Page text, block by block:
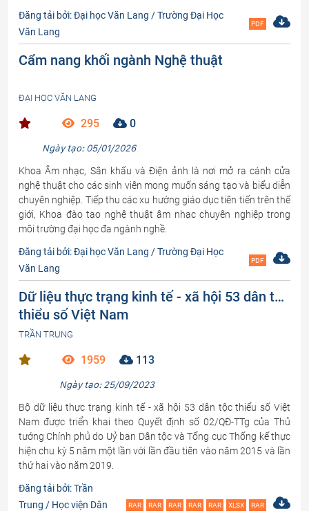
Đăng tải bởi: Đại học Văn Lang / Trường Đại Học
Văn Lang
PDF
Cẩm nang khối ngành Nghệ thuật
ĐẠI HỌC VĂN LANG
295 0
Ngày tạo: 05/01/2026
Khoa Âm nhạc, Sân khấu và Điện ảnh là nơi mở ra cánh cửa
nghệ thuật cho các sinh viên mong muốn sáng tạo và biểu diễn
chuyên nghiệp. Tiếp thu các xu hướng giáo dục tiên tiến trên thế
giới, Khoa đào tạo nghệ thuật âm nhạc chuyên nghiệp trong
môi trường đại học đa ngành nghề.
Đăng tải bởi: Đại học Văn Lang / Trường Đại Học
Văn Lang
PDF
Dữ liệu thực trạng kinh tế - xã hội 53 dân tộc
thiểu số Việt Nam
TRẦN TRUNG
1959 113
Ngày tạo: 25/09/2023
Bộ dữ liệu thực trạng kinh tế - xã hội 53 dân tộc thiểu số Việt
Nam được triển khai theo Quyết định số 02/QĐ-TTg của Thủ
tướng Chính phủ do Uỷ ban Dân tộc và Tổng cục Thống kế thực
hiện chu kỳ 5 năm một lần với lần đầu tiên vào năm 2015 và lần
thứ hai vào năm 2019.
Đăng tải bởi: Trần
Trung / Học viện Dân
RAR RAR RAR RAR RAR XLSX RAR